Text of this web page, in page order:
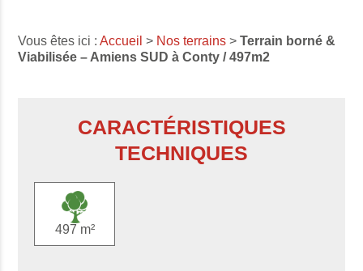
Vous êtes ici :Accueil > Nos terrains >Terrain borné &
Viabilisée – Amiens SUD à Conty / 497m2
CARACTÉRISTIQUES
TECHNIQUES
497 m²